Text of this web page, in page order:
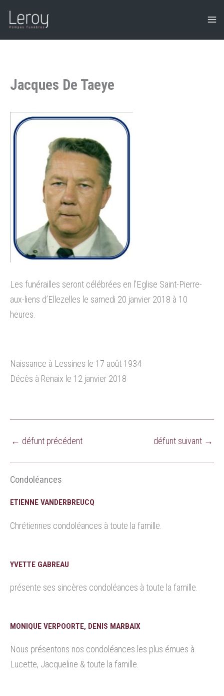
Jacques De Taeye
Les funérailles seront célébrées en l’Eglise Saint-Pierre-
aux-liens d’Ellezelles le samedi 20 janvier 2018 à 10
heures.
Naissance à Lessines le 17 août 1934
Décès à Renaix le 12 janvier 2018
← défunt précédent défunt suivant →
Condoléances
ETIENNE VANDERBREUCQ
Chrétiennes condoléances à toute la famille.
YVETTE GABREAU
présente ses sincères condoléances à toute la famille.
MONIQUE VERPOORTE, DENIS MARBAIX
Nous présentons nos condoléances les plus émues à
Lucette, Jacqueline & toute la famille.